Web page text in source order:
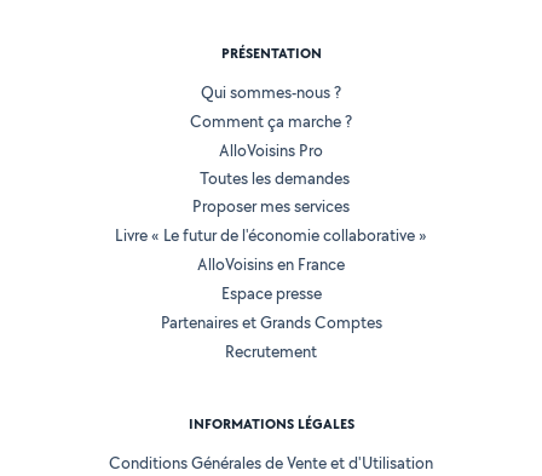
PRÉSENTATION
Qui sommes-nous ?
Comment ça marche ?
AlloVoisins Pro
Toutes les demandes
Proposer mes services
Livre « Le futur de l'économie collaborative »
AlloVoisins en France
Espace presse
Partenaires et Grands Comptes
Recrutement
INFORMATIONS LÉGALES
Conditions Générales de Vente et d'Utilisation